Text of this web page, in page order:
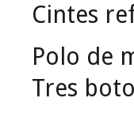
Cintes
Polo de
Tres